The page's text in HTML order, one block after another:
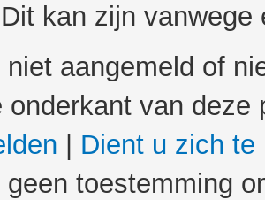
kan zijn
niet aangemeld of
onderkant van
Dient u zich te
geen toestemming